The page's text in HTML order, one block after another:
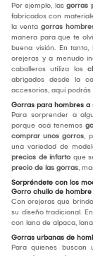
Por ejemplo, las gorras
fabricados con
la venta gorras
manera para que te
buena visión. En tanto,
orejeras y a menudo
caballeros utiliza los
abrigados desde la
accesorios, aquí
Gorras para hombres a
Para sorprender a
porque acá tenemos
comprar unos gorros,
una variedad de
precios de infarto que
precio de las gorras,
Sorpréndete con los
Gorro chullo de hombre
Con orejeras que
su diseño tradicional.
con lana de alpaca,
Gorras urbanas de
Para quienes buscan